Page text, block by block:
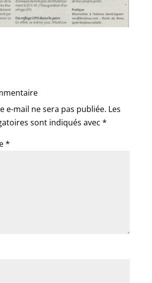
e-mail ne sera pas publiée. Les
sont indiqués avec *
*